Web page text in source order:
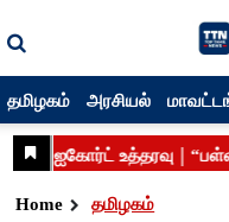
தமிழகம் அரசியல்
Home தமிழகம்